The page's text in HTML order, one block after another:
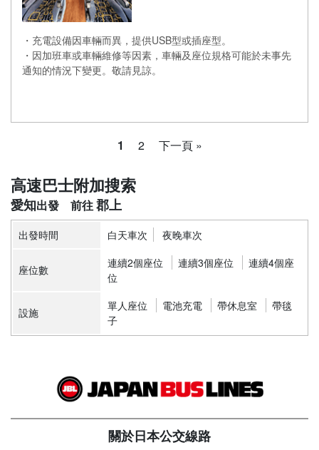
・充電設備因車輛而異，提供USB型或插座型。
・因加班車或車輛維修等因素，車輛及座位規格可能於未事先
通知的情況下變更。敬請見諒。
1 2 下一頁 »
高速巴士附加搜索
愛知 郡上
出發時間 白天車次 夜晚車次
座位數 連續2個座位 連續3個座位
連續4個座
位
設施 單人座位 電池充電 帶休息室
帶毯
子
關於日本公交線路